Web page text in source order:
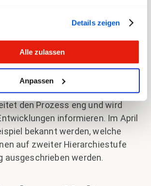
Details zeigen
Alle zulassen
Anpassen
und Ängste aus. Deshalb
an dieser Stelle Entwarnung
Stand des
plant PostFinance im Zuge
keinen Stellenabbau.
den Prozess eng und wird
informieren. Im April
bekannt werden, welche
auf zweiter Hierarchiestufe
ausgeschrieben werden.